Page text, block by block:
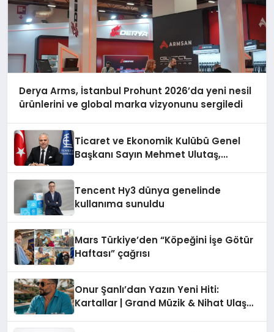
Derya Arms, İstanbul Prohunt 2026’da yeni nesil
ürünlerini ve global marka vizyonunu sergiledi
Ticaret ve Ekonomik Kulübü Genel
Başkanı Sayın Mehmet Ulutaş,
Tencent Hy3 dünya genelinde
kullanıma sunuldu
Mars Türkiye’den “Köpeğini İşe Götür
Haftası” çağrısı
Onur Şanlı’dan Yazın Yeni Hiti:
Kartallar | Grand Müzik & Nihat Ulaş